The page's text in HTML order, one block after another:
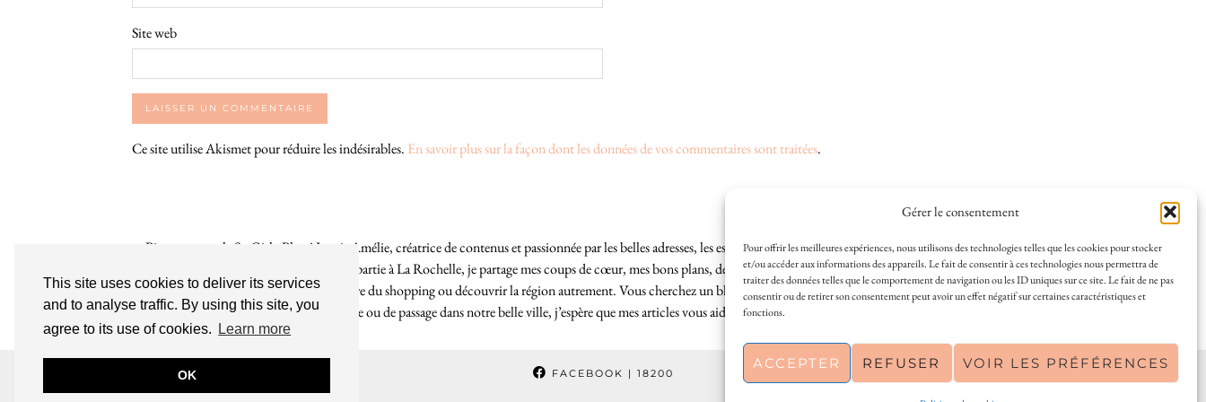
This site uses cookies to deliver its services
and to analyse traffic. By using this site, you
agree to its use of cookies.
Learn more
OK
Gérer le consentement
Pour offrir les meilleures expériences, nous utilisons des technologies telles que les cookies pour stocker
et/ou accéder aux informations des appareils. Le fait de consentir à ces technologies nous permettra de
traiter des données telles que le comportement de navigation ou les ID uniques sur ce site. Le fait de ne pas
consentir ou de retirer son consentement peut avoir un effet négatif sur certaines caractéristiques et
fonctions.
ACCEPTER REFUSER VOIR LES PRÉFÉRENCES
Site web
Ce site utilise Akismet pour réduire les indésirables. En savoir plus sur la façon dont les données de vos commentaires sont traitées.
Bienvenue sur le So Girly Blog ! Je suis Amélie, créatrice de contenus et passionnée par les belles adresses, les escapades locales et la vie à La Rochelle, où je vis depuis plusieurs
années. À travers ce blog dédié en grande partie à La Rochelle, je partage mes coups de cœur, mes bons plans, des idées de sorties en solo ou à plusieurs, et mes meilleures adresses
rochelaises pour bruncher, se balader, faire du shopping ou découvrir la région autrement. Vous cherchez un blog lifestyle à La Rochelle, tenu par une locale ? Vous êtes au bon
endroit. Que vous soyez Rochelais·e ou de passage dans notre belle ville, j’espère que mes articles vous aideront à profiter de La Rochelle comme un·e vrai·e initié·e. !
FACEBOOK | 18200